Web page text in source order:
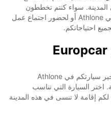
المدينة. سواء كنتم تخططون
لاستكشاف المعالم السياحية الرائعة في Athlone أو لحضور اجتماع عمل
احتياجاتكم.
لا تترددوا في الحجز مع Europcar لتأجير سيارتكم في Athlone
اختر السيارة التي تناسب
لكم إقامة لا تنسى في هذه المدينة